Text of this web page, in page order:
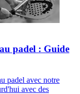
padel : Guide
padel avec notre
avec des